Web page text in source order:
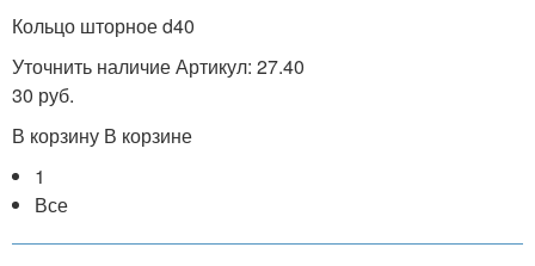
Кольцо шторное d40
Уточнить наличие Артикул: 27.40
30 руб.
В корзину В корзине
1
Все